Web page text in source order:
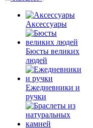
Аксессуары
Бюсты великих
людей
Ежедневники и
ручки